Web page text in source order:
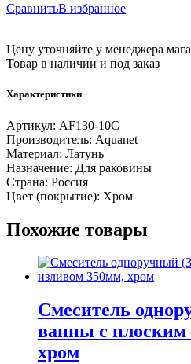
СравнитьВ избранное
Цену уточняйте у менеджера
Товар в наличии и под заказ
Характеристики
Артикул: AF130-10C
Производитель: Aquanet
Материал: Латунь
Назначение: Для раковины
Страна: Россия
Цвет (покрытие): Хром
Похожие товары
Смеситель
ванны с
хром